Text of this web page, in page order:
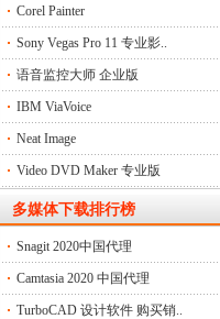
Corel Painter
Sony Vegas Pro 11 专业影..
语音监控大师 企业版
IBM ViaVoice
Neat Image
Video DVD Maker 专业版
多媒体下载排行榜
Snagit 2020中国代理
Camtasia 2020 中国代理
TurboCAD 设计软件 购买销..